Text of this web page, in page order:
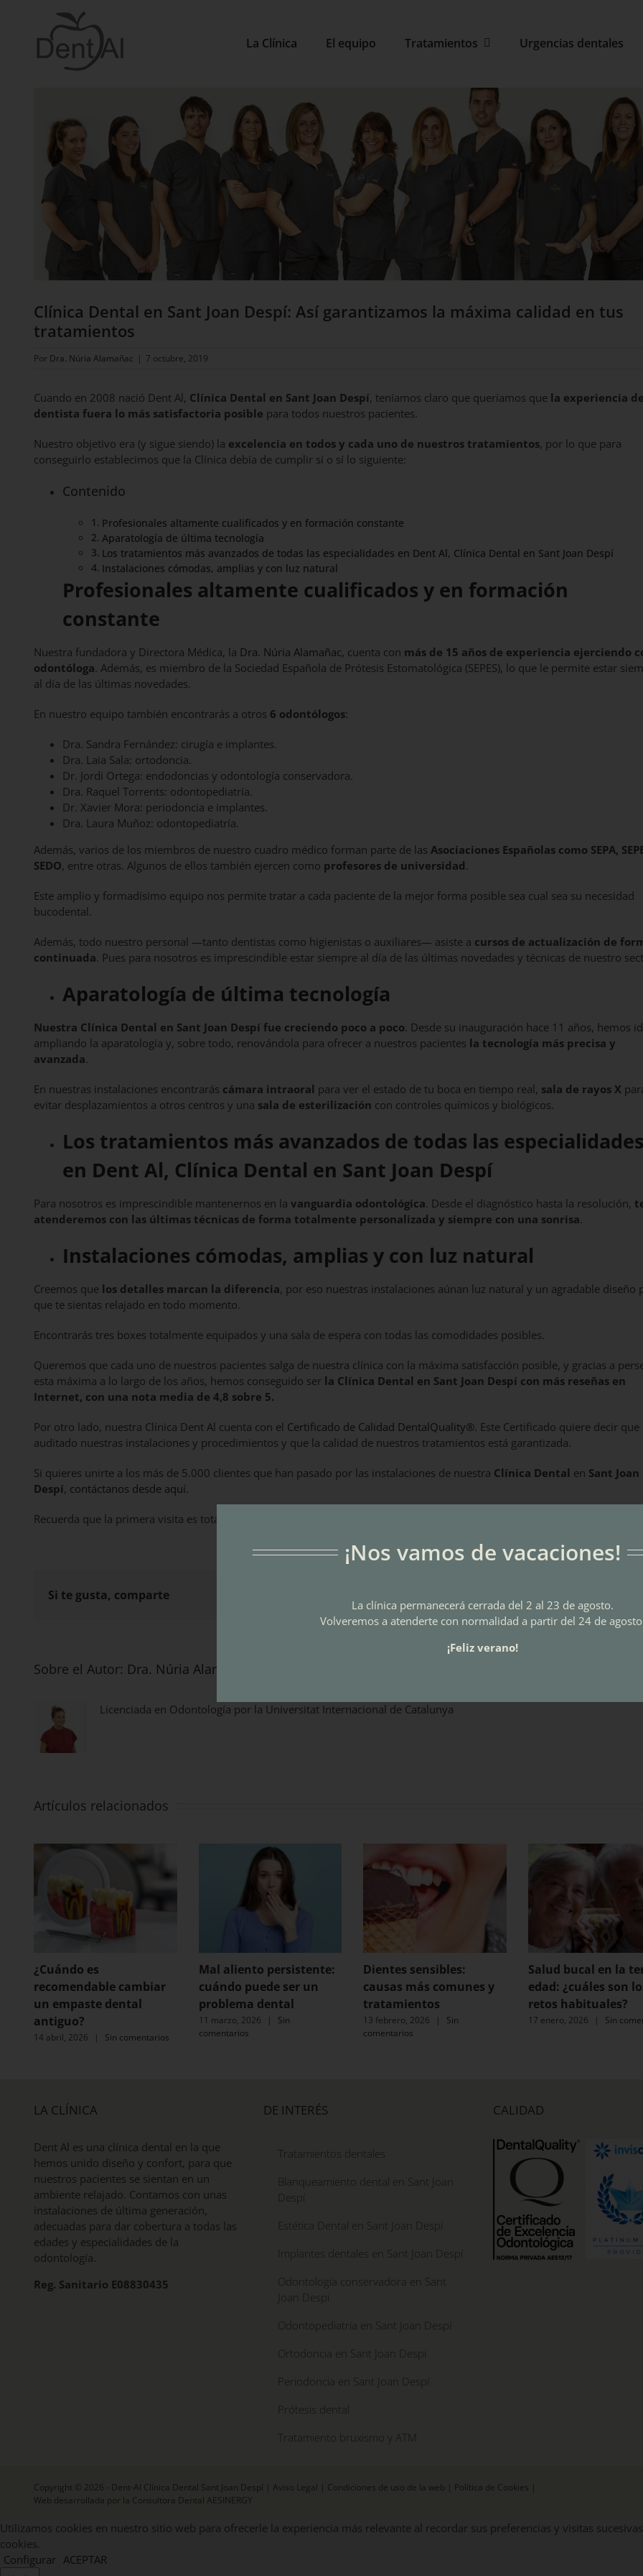
contenido
La Clínica El equipo Tratamientos Urgencias dentales
Ver
imagen
Clínica Dental en Sant Joan Despí: Así garantizamos la máxima calidad en tus
tratamientos
Por Dra. Núria Alamañac | 7 octubre, 2019
Cuando en 2008 nació Dent Al, Clínica Dental en Sant Joan Despí, teníamos claro que queríamos que la experiencia
dentista fuera lo más satisfactoria posible para todos nuestros pacientes.
Nuestro objetivo era (y sigue siendo) la excelencia en todos y cada uno de nuestros tratamientos, por lo que para
conseguirlo establecimos que la Clínica debía de cumplir sí o sí lo siguiente:
Contenido
Profesionales altamente cualificados y en formación constante
Aparatología de última tecnología
Los tratamientos más avanzados de todas las especialidades en Dent Al, Clínica Dental en Sant Joan Despí
Instalaciones cómodas, amplias y con luz natural
Profesionales altamente cualificados y en formación
constante
Nuestra fundadora y Directora Médica, la Dra. Núria Alamañac, cuenta con más de 15 años de experiencia ejerciendo
odontóloga. Además, es miembro de la Sociedad Española de Prótesis Estomatológica (SEPES), lo que le permite estar
al día de las últimas novedades.
En nuestro equipo también encontrarás a otros 6 odontólogos:
Dra. Sandra Fernández: cirugía e implantes.
Dra. Laia Sala: ortodoncia.
Dr. Jordi Ortega: endodoncias y odontología conservadora.
Dra. Raquel Torrents: odontopediatría.
Dr. Xavier Mora: periodoncia e implantes.
Dra. Laura Muñoz: odontopediatría.
Además, varios de los miembros de nuestro cuadro médico forman parte de las Asociaciones Españolas como SEPA,
SEDO, entre otras. Algunos de ellos también ejercen como profesores de universidad.
Este amplio y formadísimo equipo nos permite tratar a cada paciente de la mejor forma posible sea cual sea su necesidad
bucodental.
Además, todo nuestro personal —tanto dentistas como higienistas o auxiliares— asiste a cursos de actualización de
continuada. Pues para nosotros es imprescindible estar siempre al día de las últimas novedades y técnicas de nuestro
Aparatología de última tecnología
Nuestra Clínica Dental en Sant Joan Despí fue creciendo poco a poco. Desde su inauguración hace 11 años, hemos
ampliando la aparatología y, sobre todo, renovándola para ofrecer a nuestros pacientes la tecnología más precisa y
avanzada.
En nuestras instalaciones encontrarás cámara intraoral para ver el estado de tu boca en tiempo real, sala de rayos X
evitar desplazamientos a otros centros y una sala de esterilización con controles químicos y biológicos.
Los tratamientos más avanzados de todas las especialidades
en Dent Al, Clínica Dental en Sant Joan Despí
Para nosotros es imprescindible mantenernos en la vanguardia odontológica. Desde el diagnóstico hasta la resolución,
atenderemos con las últimas técnicas de forma totalmente personalizada y siempre con una sonrisa.
Instalaciones cómodas, amplias y con luz natural
Creemos que los detalles marcan la diferencia, por eso nuestras instalaciones aúnan luz natural y un agradable diseño
que te sientas relajado en todo momento.
Encontrarás tres boxes totalmente equipados y una sala de espera con todas las comodidades posibles.
Queremos que cada uno de nuestros pacientes salga de nuestra clínica con la máxima satisfacción posible, y gracias a
esta máxima a lo largo de los años, hemos conseguido ser la Clínica Dental en Sant Joan Despí con más reseñas en
Internet, con una nota media de 4,8 sobre 5.
Por otro lado, nuestra Clínica Dent Al cuenta con el Certificado de Calidad DentalQuality®. Este Certificado quiere decir que
auditado nuestras instalaciones y procedimientos y que la calidad de nuestros tratamientos está garantizada.
Si quieres unirte a los más de 5.000 clientes que han pasado por las instalaciones de nuestra Clínica Dental en Sant Joan
Despí, contáctanos desde aquí.
Recuerda que la primera visita es totalmente gratuita ;)
Si te gusta, comparte
Sobre el Autor: Dra. Núria Alamañac
Licenciada en Odontología por la Universitat Internacional de Catalunya
Artículos relacionados
¿Cuándo es
recomendable cambiar
un empaste dental
antiguo?
14 abril, 2026 | Sin comentarios
Mal aliento persistente:
cuándo puede ser un
problema dental
11 marzo, 2026 |
Sin
comentarios
Dientes sensibles:
causas más comunes y
tratamientos
13 febrero, 2026 |
Sin
comentarios
Salud bucal en la
edad: ¿cuáles son
retos habituales?
17 enero, 2026 | Sin
LA CLÍNICA
Dent Al es una clínica dental en la que
hemos unido diseño y confort, para que
nuestros pacientes se sientan en un
ambiente relajado. Contamos con unas
instalaciones de última generación,
adecuadas para dar cobertura a todas las
edades y especialidades de la
odontología.
Reg. Sanitario E08830435
DE INTERÉS
Tratamientos dentales
Blanqueamiento dental en Sant Joan
Despí
Estética Dental en Sant Joan Despí
Implantes dentales en Sant Joan Despí
Odontología conservadora en Sant
Joan Despí
Odontopediatría en Sant Joan Despí
Ortodoncia en Sant Joan Despí
Periodoncia en Sant Joan Despí
Prótesis dental
Tratamiento bruxismo y ATM
CALIDAD
Copyright © 2026 - Dent-Al Clínica Dental Sant Joan Despí | Aviso Legal Condiciones de uso de la web Política de Cookies
Web desarrollada por la Consultora Dental AESINERGY
¡Nos vamos de vacaciones!
La clínica permanecerá cerrada del 2 al 23 de agosto.
Volveremos a atenderte con normalidad a partir del 24 de
¡Feliz verano!
Utilizamos cookies en nuestro sitio web para ofrecerle la experiencia más relevante al recordar sus preferencias y visitas
cookies.
Configurar ACEPTAR